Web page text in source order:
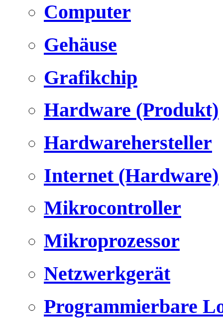
Computer
Gehäuse
Grafikchip
Hardware (Produkt)
Hardwarehersteller
Internet (Hardware)
Mikrocontroller
Mikroprozessor
Netzwerkgerät
Programmierbare